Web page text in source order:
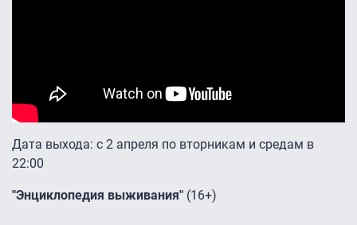
Дата выхода: с 2 апреля по вторникам и средам в
22:00
"Энциклопедия выживания" (16+)